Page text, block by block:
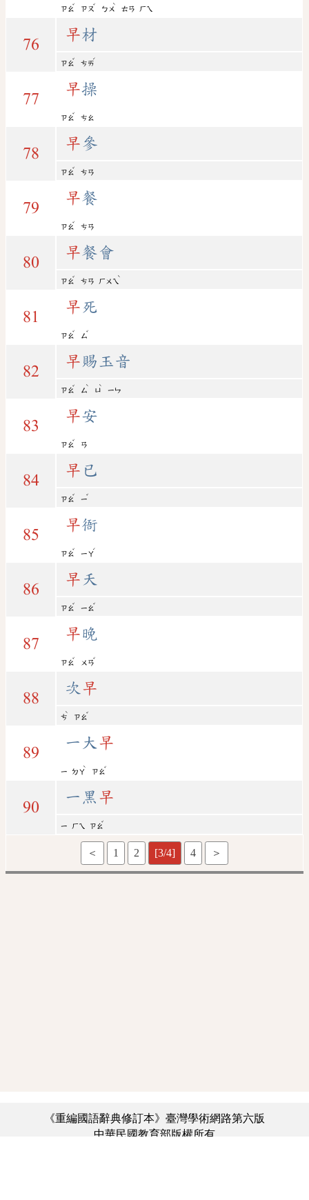
ㄗㄠ
ˇ
ㄗㄡ
ˇ
ㄅㄨ
ˋ
ㄊㄢ ㄏㄟ
76
早材
ㄗㄠ
ˇ
ㄘㄞ
ˊ
77
早操
ㄗㄠ
ˇ
ㄘㄠ
78
早參
ㄗㄠ
ˇ
ㄘㄢ
79
早餐
ㄗㄠ
ˇ
ㄘㄢ
80
早餐會
ㄗㄠ
ˇ
ㄘㄢ ㄏㄨㄟ
ˋ
81
早 死
ㄗㄠ
ˇ
ㄙ
ˇ
82
早賜玉音
ㄗㄠ
ˇ
ㄙ
ˋ
ㄩ
ˋ
ㄧㄣ
83
早安
ㄗㄠ
ˇ
ㄢ
84
早 已
ㄗㄠ
ˇ
ㄧ
ˇ
85
早衙
ㄗㄠ
ˇ
ㄧㄚ
ˊ
86
早 夭
ㄗㄠ
ˇ
ㄧㄠ
ˇ
87
早晚
ㄗㄠ
ˇ
ㄨㄢ
ˇ
88
次 早
ㄘ
ˋ
ㄗㄠ
ˇ
89
一大 早
ㄧ ㄉㄚ
ˋ
ㄗㄠ
ˇ
90
一黑 早
ㄧ ㄏㄟ ㄗㄠ
ˇ
＜ 1 2 [3/4] 4 ＞
《重編國語辭典修訂本》臺灣學術網路第六版
中華民國教育部版權所有